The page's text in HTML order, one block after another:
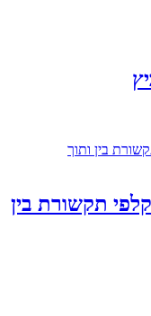
תקשורת בין